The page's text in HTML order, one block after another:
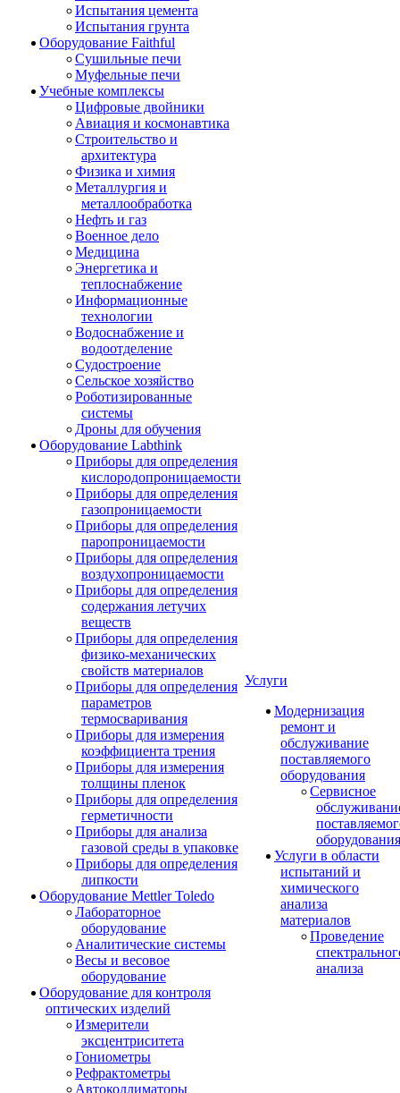
Испытания цемента
Испытания грунта
Оборудование Faithful
Сушильные печи
Муфельные печи
Учебные комплексы
Цифровые двойники
Авиация и космонавтика
Строительство и
архитектура
Физика и химия
Металлургия и
металлообработка
Нефть и газ
Военное дело
Медицина
Энергетика и
теплоснабжение
Информационные
технологии
Водоснабжение и
водоотделение
Судостроение
Сельское хозяйство
Роботизированные
системы
Дроны для обучения
Оборудование Labthink
Приборы для определения
кислородопроницаемости
Приборы для определения
газопроницаемости
Приборы для определения
паропроницаемости
Приборы для определения
воздухопроницаемости
Приборы для определения
содержания летучих
веществ
Приборы для определения
физико-механических
свойств материалов
Приборы для определения
параметров
термосваривания
Приборы для измерения
коэффициента трения
Приборы для измерения
толщины пленок
Приборы для определения
герметичности
Приборы для анализа
газовой среды в упаковке
Приборы для определения
липкости
Оборудование Mettler Toledo
Лабораторное
оборудование
Аналитические системы
Весы и весовое
оборудование
Оборудование для контроля
оптических изделий
Измерители
эксцентриситета
Гониометры
Рефрактометры
Автоколлиматоры
Услуги
Модернизация
ремонт и
обслуживание
поставляемого
оборудования
Сервисное
оборудования
Услуги в области
испытаний и
химического
анализа
материалов
Проведение
анализа